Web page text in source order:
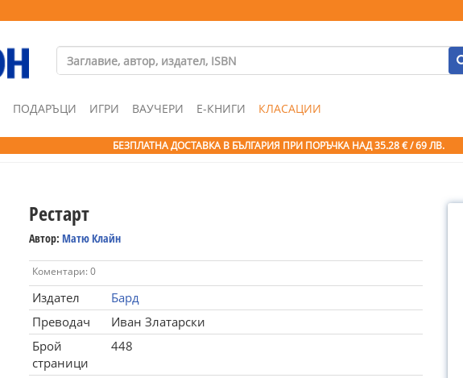
ПОДАРЪЦИ ИГРИ ВАУЧЕРИ Е-КНИГИ КЛАСАЦИИ
БЕЗПЛАТНА ДОСТАВКА В БЪЛГАРИЯ ПРИ ПОРЪЧКА НАД 35.28 € / 69 ЛВ.
Рестарт
Автор: Матю Клайн
Коментари: 0
Издател
Бард
Преводач
Иван Златарски
Брой
страници
448